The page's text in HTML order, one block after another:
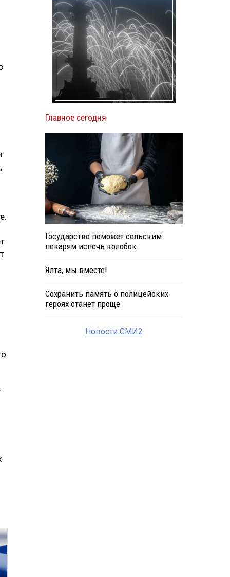
Главное сегодня
Государство поможет сельским
пекарям испечь колобок
Ялта, мы вместе!
Сохранить память о полицейских-
героях станет проще
Новости СМИ2